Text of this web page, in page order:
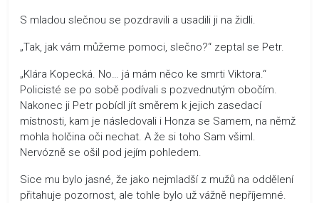
S mladou slečnou se pozdravili a usadili ji na židli.
„Tak, jak vám můžeme pomoci, slečno?“ zeptal se Petr.
„Klára Kopecká. No… já mám něco ke smrti Viktora.“
Policisté se po sobě podívali s pozvednutým obočím.
Nakonec ji Petr pobídl jít směrem k jejich zasedací
místnosti, kam je následovali i Honza se Samem, na němž
mohla holčina oči nechat. A že si toho Sam všiml.
Nervózně se ošil pod jejím pohledem.
Sice mu bylo jasné, že jako nejmladší z mužů na oddělení
přitahuje pozornost, ale tohle bylo už vážně nepříjemné.